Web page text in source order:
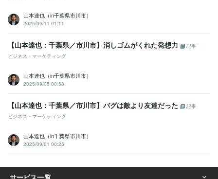
山本達也（in千葉県市川市）
2025/09/11 01:11
【山本達也：千葉県／市川市】消しゴムがくれた発想力
記事
ビジネス・マーケティング
山本達也（in千葉県市川市）
2025/09/05 00:58
【山本達也：千葉県／市川市】バグは敵より友達だった
記事
ビジネス・マーケティング
山本達也（in千葉県市川市）
2025/09/01 00:25